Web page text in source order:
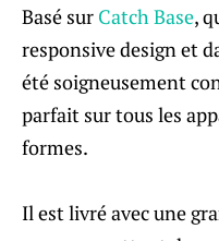
Basé sur Catch Base,
responsive design et
été soigneusement
parfait sur tous les
formes.
Il est livré avec une